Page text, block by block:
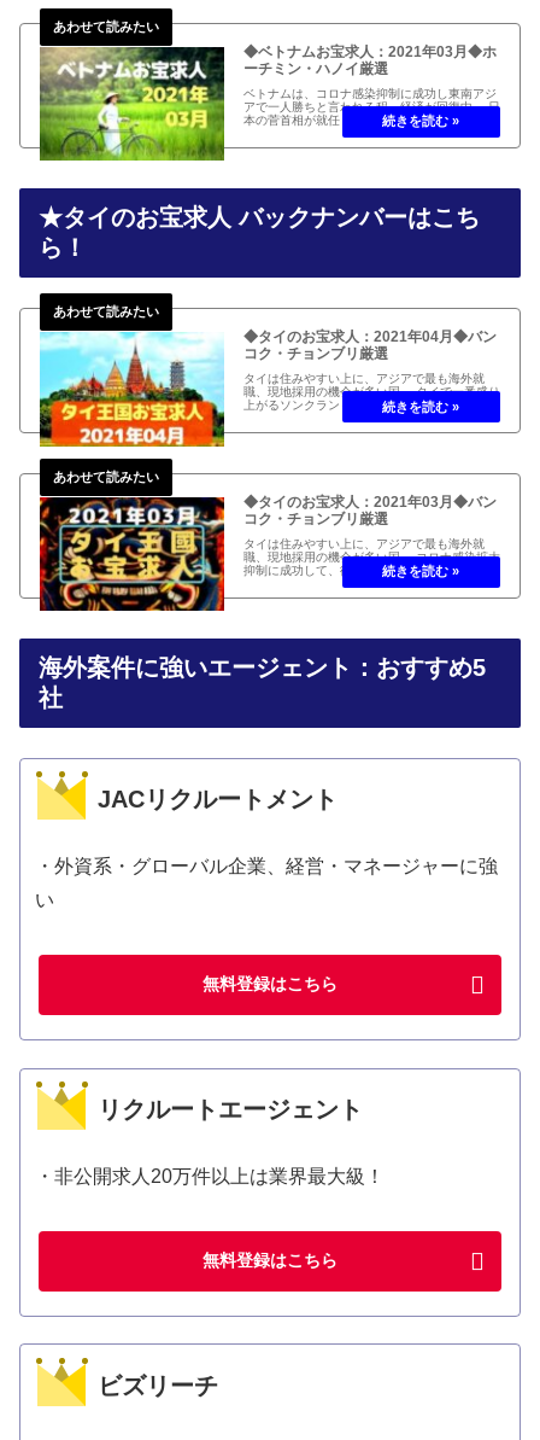
◆ベトナムお宝求人：2021年03月◆ホ
ーチミン・ハノイ厳選
ベトナムは、コロナ感染抑制に成功し東南アジ
アで一人勝ちと言われる程、経済が回復中。 日
本の菅首相が就任して最初の訪問国となり、両
国間でビジネス渡航者の往来再開。 ベトナムの
お宝求人2021年03月編をお届けします！
★タイのお宝求人 バックナンバーはこち
ら！
◆タイのお宝求人：2021年04月◆バン
コク・チョンブリ厳選
タイは住みやすい上に、アジアで最も海外就
職、現地採用の機会が多い国。 タイで一番盛り
上がるソンクランも今年は本来の厳かな正月を
迎え、経済再開。 駐在員帰国に伴う高額給与案
件も散見される2021年04月のタイのお宝求人
◆タイのお宝求人：2021年03月◆バン
コク・チョンブリ厳選
タイは住みやすい上に、アジアで最も海外就
職、現地採用の機会が多い国。 コロナ感染拡大
抑制に成功して、徐々に経済制限緩和が進み、
経済回復中。 駐在員帰国に伴う高額給与案件も
散見される2021年03月のタイのお宝求人をお
海外案件に強いエージェント：おすすめ5
社
JACリクルートメント
・外資系・グローバル企業、経営・マネージャーに強
い
無料登録はこちら
リクルートエージェント
・非公開求人20万件以上は業界最大級！
無料登録はこちら
ビズリーチ